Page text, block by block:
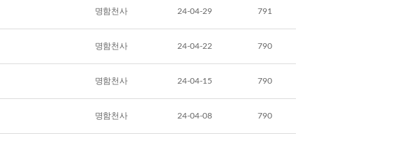
명함천사 24-04-29 791
명함천사 24-04-22 790
명함천사 24-04-15 790
명함천사 24-04-08 790